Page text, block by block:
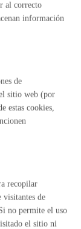
/ San
al correcto
información
de
sitio web (por
estas cookies,
recopilar
visitantes de
no permite el uso
el sitio ni